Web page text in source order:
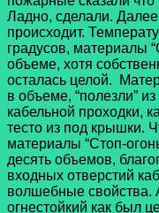
Ладно, сделали.
происходит.
градусов, материалы
объеме, хотя
осталась целой.
в объеме, “полезли”
кабельной проходки,
тесто из под крышки.
материалы “Стоп-
десять объемов,
входных отверстий
волшебные свойства.
огнестойкий как был